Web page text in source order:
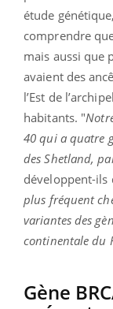
étude
comprendre
mais aussi que
avaient des
l’Est de
habitants. "
40 qui a quatre
des Shetland,
développent-ils
plus fréquent
variantes des
continentale du
Gène